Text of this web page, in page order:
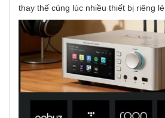
thay thế cùng lúc nhiều thiết bị riêng lẻ.